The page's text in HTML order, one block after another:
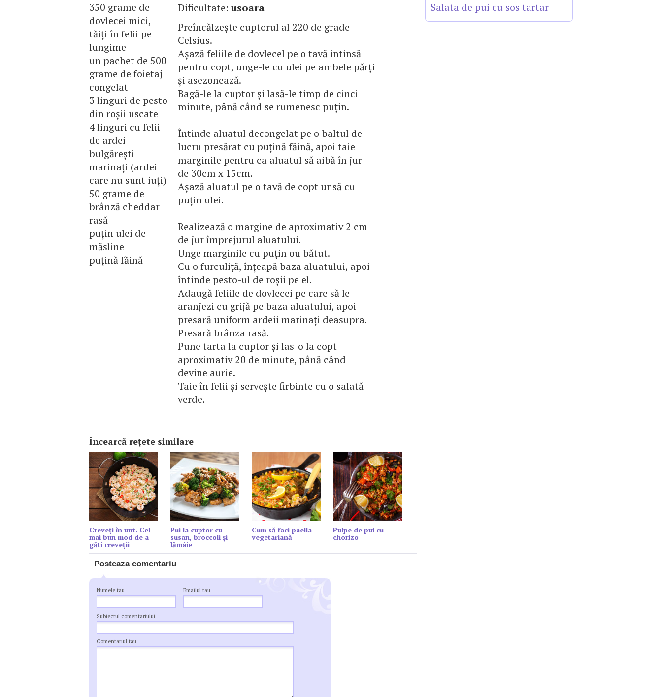
350 grame de
dovlecei mici,
tăiți în felii pe
lungime
un pachet de 500
grame de foietaj
congelat
3 linguri de pesto
din roșii uscate
4 linguri cu felii
de ardei
bulgărești
marinați (ardei
care nu sunt iuți)
50 grame de
brânză cheddar
rasă
puțin ulei de
măsline
puțină făină
Dificultate:usoara
Preîncălzește cuptorul al 220 de grade
Celsius.
Așază feliile de dovlecel pe o tavă intinsă
pentru copt, unge-le cu ulei pe ambele părți
și asezonează.
Bagă-le la cuptor și lasă-le timp de cinci
minute, până când se rumenesc puțin.
Întinde aluatul decongelat pe o baltul de
lucru presărat cu puțină făină, apoi taie
marginile pentru ca aluatul să aibă în jur
de 30cm x 15cm.
Așază aluatul pe o tavă de copt unsă cu
puțin ulei.
Realizează o margine de aproximativ 2 cm
de jur împrejurul aluatului.
Unge marginile cu puțin ou bătut.
Cu o furculiță, înțeapă baza aluatului, apoi
întinde pesto-ul de roșii pe el.
Adaugă feliile de dovlecei pe care să le
aranjezi cu grijă pe baza aluatului, apoi
presară uniform ardeii marinați deasupra.
Presară brânza rasă.
Pune tarta la cuptor și las-o la copt
aproximativ 20 de minute, până când
devine aurie.
Taie în felii și servește firbinte cu o salată
verde.
Încearcă reţete similare
Creveți în unt. Cel
mai bun mod de a
găti creveții
Pui la cuptor cu
susan, broccoli și
lămâie
Cum să faci paella
vegetariană
Pulpe de pui cu
chorizo
Posteaza comentariu
Numele tau Emailul tau
Subiectul comentariului
Comentariul tau
Salata de pui cu sos tartar